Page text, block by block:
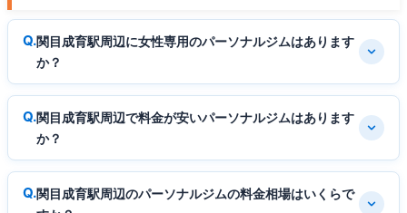
関目成育駅周辺に女性専用のパーソナルジムはあります
か？
関目成育駅周辺で料金が安いパーソナルジムはあります
か？
関目成育駅周辺のパーソナルジムの料金相場はいくらで